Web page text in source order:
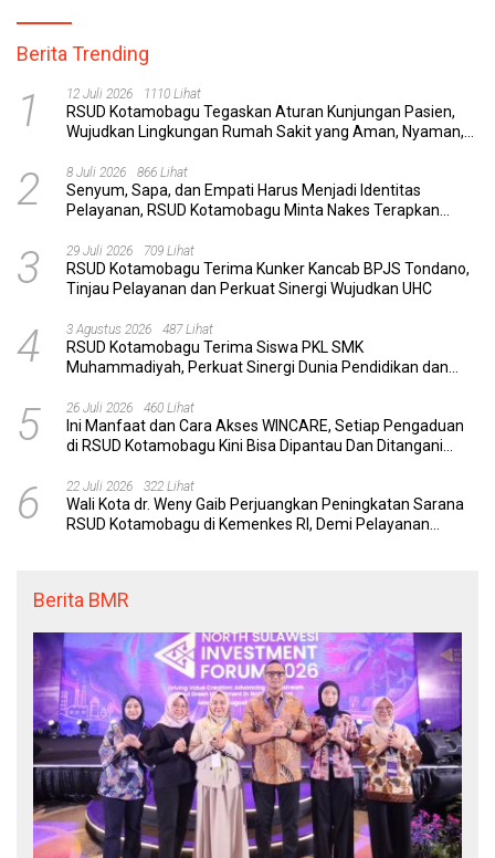
Berita Trending
1 12 Juli 2026 1110 Lihat
RSUD Kotamobagu Tegaskan Aturan Kunjungan Pasien,
Wujudkan Lingkungan Rumah Sakit yang Aman, Nyaman,
2 8 Juli 2026 866 Lihat
Senyum, Sapa, dan Empati Harus Menjadi Identitas
Pelayanan, RSUD Kotamobagu Minta Nakes Terapkan
3 29 Juli 2026 709 Lihat
RSUD Kotamobagu Terima Kunker Kancab BPJS Tondano,
Tinjau Pelayanan dan Perkuat Sinergi Wujudkan UHC
4 3 Agustus 2026 487 Lihat
RSUD Kotamobagu Terima Siswa PKL SMK
Muhammadiyah, Perkuat Sinergi Dunia Pendidikan dan
5 26 Juli 2026 460 Lihat
Ini Manfaat dan Cara Akses WINCARE, Setiap Pengaduan
di RSUD Kotamobagu Kini Bisa Dipantau Dan Ditangani
6 22 Juli 2026 322 Lihat
Wali Kota dr. Weny Gaib Perjuangkan Peningkatan Sarana
RSUD Kotamobagu di Kemenkes RI, Demi Pelayanan
Berita BMR